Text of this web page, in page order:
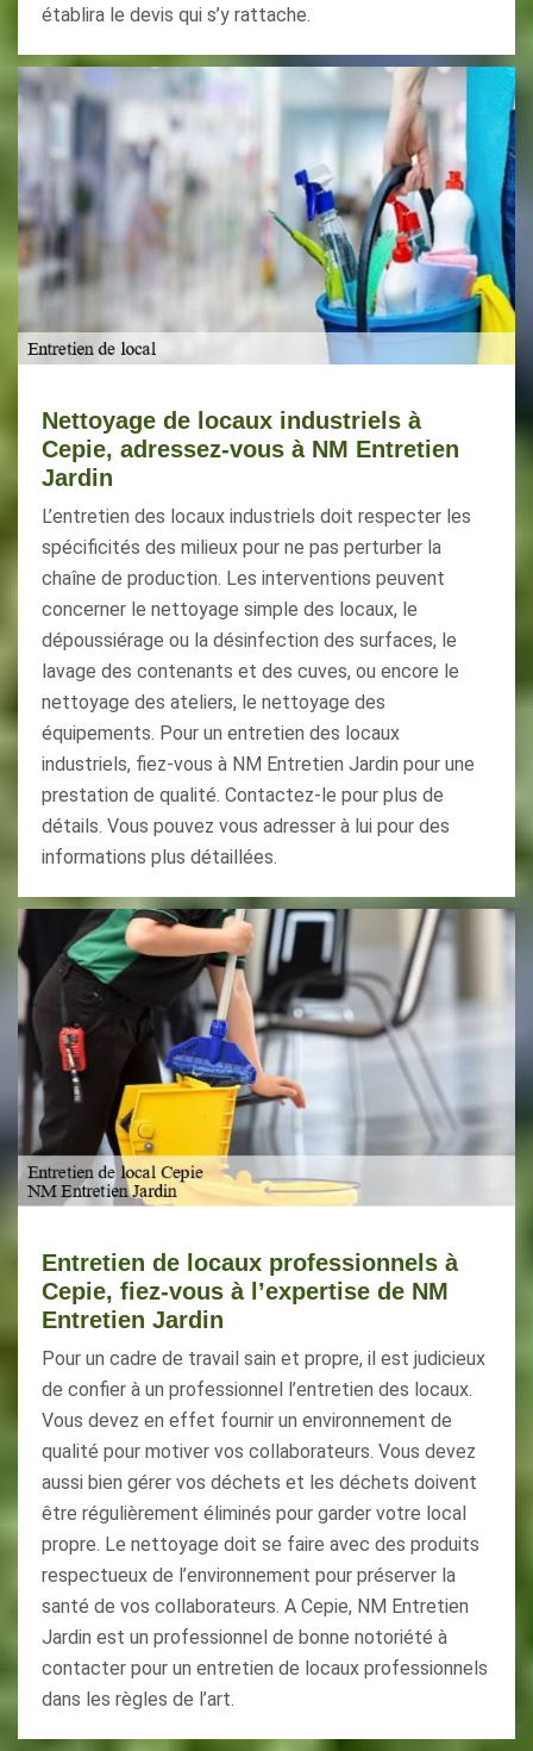
établira le devis qui s’y rattache.
Nettoyage de locaux industriels à
Cepie, adressez-vous à NM Entretien
Jardin
L’entretien des locaux industriels doit respecter les
spécificités des milieux pour ne pas perturber la
chaîne de production. Les interventions peuvent
concerner le nettoyage simple des locaux, le
dépoussiérage ou la désinfection des surfaces, le
lavage des contenants et des cuves, ou encore le
nettoyage des ateliers, le nettoyage des
équipements. Pour un entretien des locaux
industriels, fiez-vous à NM Entretien Jardin pour une
prestation de qualité. Contactez-le pour plus de
détails. Vous pouvez vous adresser à lui pour des
informations plus détaillées.
Entretien de locaux professionnels à
Cepie, fiez-vous à l’expertise de NM
Entretien Jardin
Pour un cadre de travail sain et propre, il est judicieux
de confier à un professionnel l’entretien des locaux.
Vous devez en effet fournir un environnement de
qualité pour motiver vos collaborateurs. Vous devez
aussi bien gérer vos déchets et les déchets doivent
être régulièrement éliminés pour garder votre local
propre. Le nettoyage doit se faire avec des produits
respectueux de l’environnement pour préserver la
santé de vos collaborateurs. A Cepie, NM Entretien
Jardin est un professionnel de bonne notoriété à
contacter pour un entretien de locaux professionnels
dans les règles de l’art.